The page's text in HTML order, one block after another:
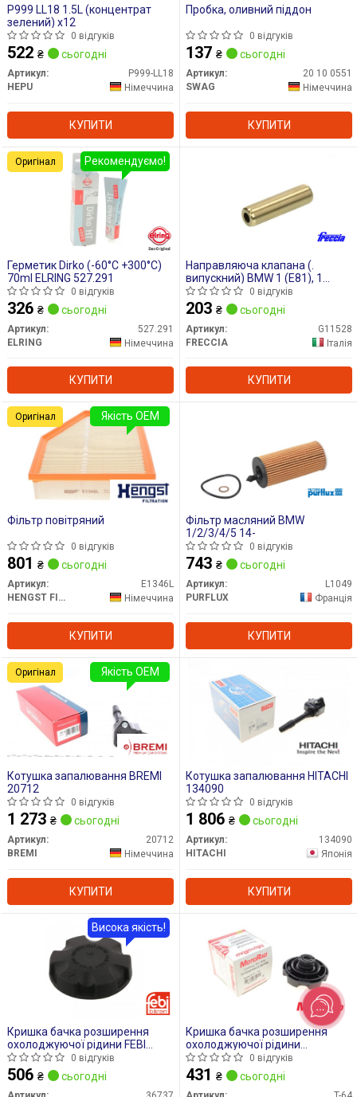
P999 LL18 1.5L (концентрат
зелений) x12
0 відгуків
522 ₴ сьогодні
Артикул:
P999-LL18
HEPU
Німеччина
КУПИТИ
Пробка, оливний піддон
0 відгуків
137 ₴ сьогодні
Артикул:
20 10 0551
SWAG
Німеччина
КУПИТИ
Герметик Dirko (-60°C +300°C)
70ml ELRING 527.291
0 відгуків
326 ₴ сьогодні
Артикул:
527.291
ELRING
Німеччина
КУПИТИ
Рекомендуємо!
Оригінал
Направляюча клапана (.
випускний) BMW 1 (E81), 1
(E82), 1 (E87), 1 (E88), 1 (F20), 1
(F21), 1 (F40), 2 (F22, F87), 2
(F23), 2 (F45), 2 (G42, G87), 2
GRAN COUPE (F44) 1.5D-3.0DH
06.04-
0 відгуків
203 ₴ сьогодні
Артикул:
G11528
FRECCIA
Італія
КУПИТИ
Фільтр повітряний
0 відгуків
801 ₴ сьогодні
Артикул:
E1346L
HENGST FILTER
Німеччина
КУПИТИ
Якість OEM
Оригінал
Фільтр масляний BMW
1/2/3/4/5 14-
0 відгуків
743 ₴ сьогодні
Артикул:
L1049
PURFLUX
Франція
КУПИТИ
Котушка запалювання BREMI
20712
0 відгуків
1 273 ₴ сьогодні
Артикул:
20712
BREMI
Німеччина
КУПИТИ
Якість OEM
Оригінал
Котушка запалювання HITACHI
134090
0 відгуків
1 806 ₴ сьогодні
Артикул:
134090
HITACHI
Японія
КУПИТИ
Кришка бачка розширення
охолоджуючої рідини FEBI
BILSTEIN 367370 відгуків
506 ₴ сьогодні
Висока якість!
Кришка бачка розширення
охолоджуючої рідини
MOTORAD T-640 відгуків
431 ₴ сьогодні